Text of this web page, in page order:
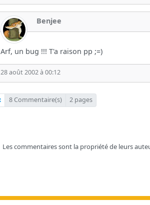
Benjee
Arf, un bug !!! T'a raison pp ;=)
28 août 2002 à 00:12
8 Commentaire(s) 2 pages
Les commentaires sont la propriété de leurs